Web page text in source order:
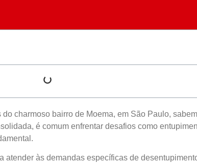
charmoso bairro de Moema, em São Paulo,
é comum enfrentar desafios como
às demandas específicas de